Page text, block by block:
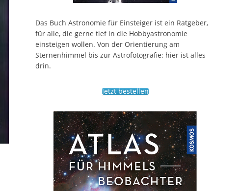
Das Buch Astronomie für Einsteiger ist ein Ratgeber,
für alle, die gerne tief in die Hobbyastronomie
einsteigen wollen. Von der Orientierung am
Sternenhimmel bis zur Astrofotografie: hier ist alles
drin.
Jetzt bestellen